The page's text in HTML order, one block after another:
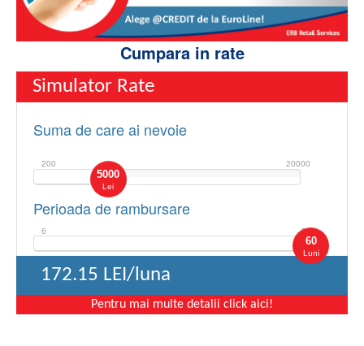
Cumpara in rate
Simulator Rate
Suma de care ai nevoie
5000
Lei
200 20000
Perioada de rambursare
60
Luni
6 60
172.15 LEI/luna
Pentru mai multe detalii click aici!